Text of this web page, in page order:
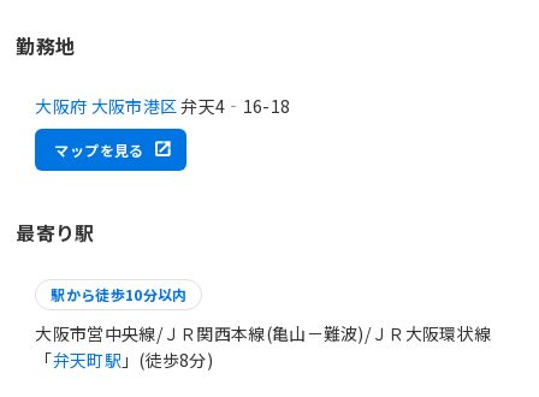
勤務地
大阪府 大阪市港区弁天4‐16-18
マップを見る
最寄り駅
駅から徒歩10分以内
大阪市営中央線/ＪＲ関西本線(亀山－難波)/ＪＲ大阪環状線
「弁天町駅 」(徒歩8分)